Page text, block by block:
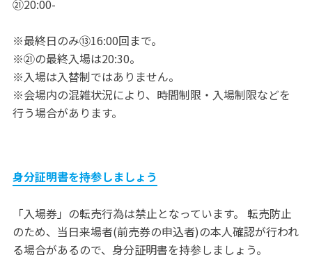
㉑20:00-
※最終日のみ⑬16:00回まで。
※㉑の最終入場は20:30。
※入場は入替制ではありません。
※会場内の混雑状況により、時間制限・入場制限などを
行う場合があります。
身分証明書を持参しましょう
「入場券」の転売行為は禁止となっています。 転売防止
のため、当日来場者(前売券の申込者)の本人確認が行われ
る場合があるので、身分証明書を持参しましょう。